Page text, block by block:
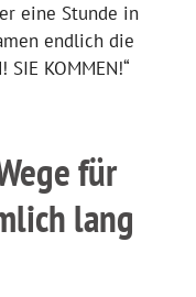
eine Stunde in
endlich die
SIE KOMMEN!“
für
lang